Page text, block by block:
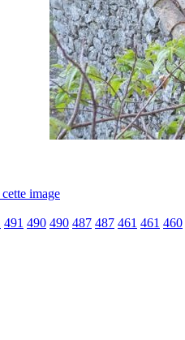
491 490 490 487 487 461 461 460